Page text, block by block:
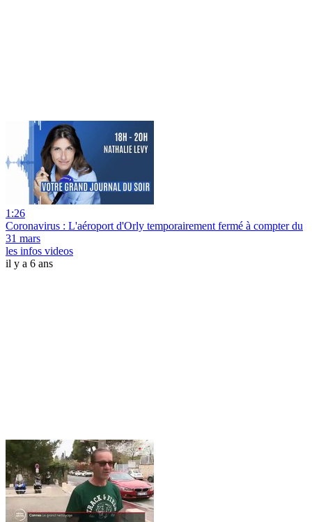
1:26
Coronavirus : L'aéroport d'Orly temporairement fermé à compter du
31 mars
les infos videos
il y a 6 ans